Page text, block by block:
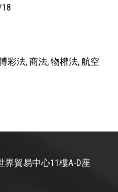
彩法, 商法, 物權法, 航空
貿易中心11樓A-D座